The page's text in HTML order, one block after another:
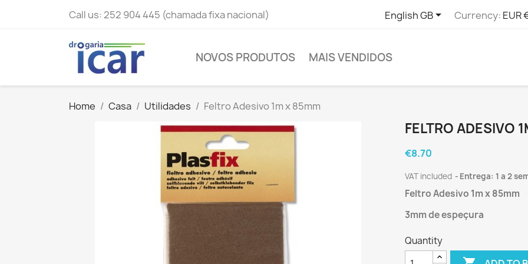
Call us: 252 904 445 (chamada fixa nacional) English GB Currency: EUR
NOVOS PRODUTOS MAIS VENDIDOS
Home Casa Utilidades Feltro Adesivo 1m x 85mm
FELTRO ADESIVO
€8.70
VAT included Entrega: 1 a 2
Feltro Adesivo 1m x 85mm
3mm de espeçura
Quantity